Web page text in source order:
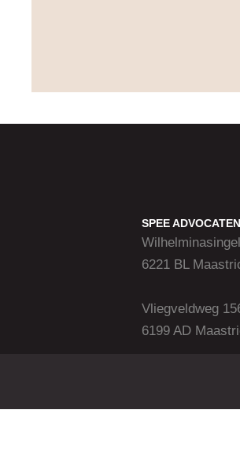
SPEE
6221 BL
Vliegveldweg
6199 AD